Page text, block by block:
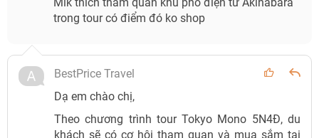
trong tour có điểm đó ko shop
BestPrice Travel
Dạ em chào chị,
Theo chương trình tour Tokyo Mono 5N4Đ, du
khách sẽ có cơ hội tham quan và mua sắm tại